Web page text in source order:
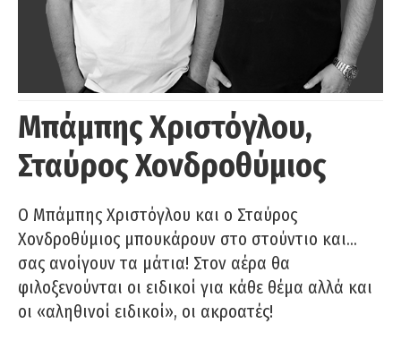
Μπάμπης Χριστόγλου,
Σταύρος Χονδροθύμιος
O Μπάμπης Χριστόγλου και ο Σταύρος
Χονδροθύμιος μπουκάρουν στο στούντιο και…
σας ανοίγουν τα μάτια! Στον αέρα θα
φιλοξενούνται οι ειδικοί για κάθε θέμα αλλά και
οι «αληθινοί ειδικοί», οι ακροατές!